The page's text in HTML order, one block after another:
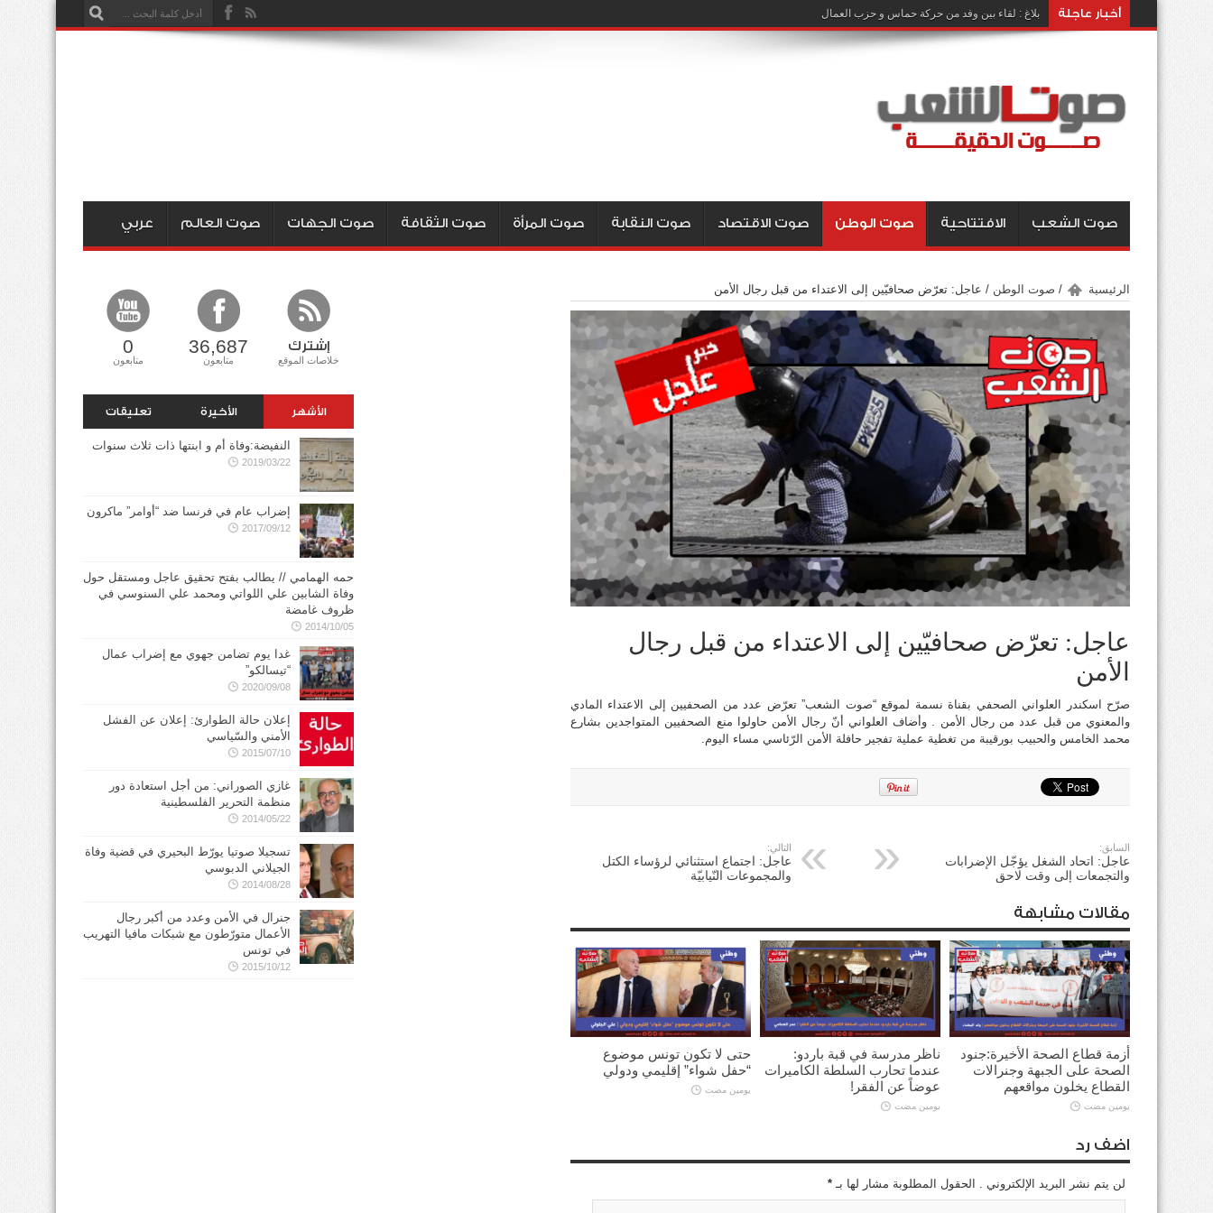
أخبار عاجلة بلاغ : لقاء بين وفد من حركة حماس و حزب العمال
صوت الشعب الافتتاحية صوت الوطن صوت الاقتصاد صوت النقابة صوت المرأة صوت الثقافة صوت الجهات صوت العالم عربي
الرئيسية / صوت الوطن / عاجل: تعرّض صحافيّين إلى الاعتداء من قبل رجال الأمن
عاجل: تعرّض صحافيّين إلى الاعتداء من قبل رجال
الأمن
صرّح اسكندر العلواني الصحفي بقناة نسمة لموقع “صوت الشعب” تعرّض عدد من الصحفيين إلى الاعتداء المادي
والمعنوي من قبل عدد من رجال الأمن . وأضاف العلواني أنّ رجال الأمن حاولوا منع الصحفيين المتواجدين بشارع
محمد الخامس والحبيب بورقيبة من تغطية عملية تفجير حافلة الأمن الرّئاسي مساء اليوم.
السابق:
عاجل: اتحاد الشغل يؤجّل الإضرابات
والتجمعات إلى وقت لاحق
التالي:
عاجل: اجتماع استثنائي لرؤساء الكتل
والمجموعات النّيابيّة
مقالات مشابهة
أزمة قطاع الصحة الأخيرة:جنود
الصحة على الجبهة وجنرالات
القطاع يخلون مواقعهم
يومين مضت
ناظر مدرسة في قبة باردو:
عندما تحارب السلطة الكاميرات
عوضاً عن الفقر!
يومين مضت
حتى لا تكون تونس موضوع
“حفل شواء” إقليمي ودولي
يومين مضت
اضف رد
لن يتم نشر البريد الإلكتروني . الحقول المطلوبة مشار لها بـ *
إشترك
خلاصات الموقع
36,687
متابعون
0
متابعون
الأشهر الأخيرة تعليقات
النفيضة:وفاة أم و ابنتها ذات ثلاث سنوات
2019/03/22
إضراب عام في فرنسا ضد “أوامر” ماكرون
2017/09/12
حمه الهمامي // يطالب بفتح تحقيق عاجل ومستقل حول
وفاة الشابين علي اللواتي ومحمد علي السنوسي في
ظروف غامضة
2014/10/05
غدا يوم تضامن جهوي مع إضراب عمال
“تيسالكو”
2020/09/08
إعلان حالة الطوارئ: إعلان عن الفشل
الأمني والسّياسي
2015/07/10
غازي الصوراني: من أجل استعادة دور
منظمة التحرير الفلسطينية
2014/05/22
تسجيلا صوتيا يورّط البحيري في قضية وفاة
الجيلاني الدبوسي
2014/08/28
جنرال في الأمن وعدد من أكبر رجال
الأعمال متورّطون مع شبكات مافيا التهريب
في تونس
2015/10/12